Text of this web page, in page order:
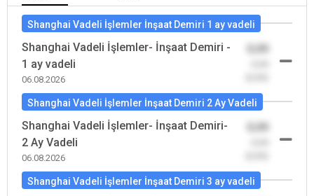
Shanghai Vadeli İşlemler İnşaat Demiri 1 ay vadeli
Shanghai Vadeli İşlemler- İnşaat Demiri -
1 ay vadeli
06.08.2026
Shanghai Vadeli İşlemler İnşaat Demiri 2 Ay Vadeli
Shanghai Vadeli İşlemler- İnşaat Demiri-
2 Ay Vadeli
06.08.2026
Shanghai Vadeli İşlemler İnşaat Demiri 3 ay vadeli